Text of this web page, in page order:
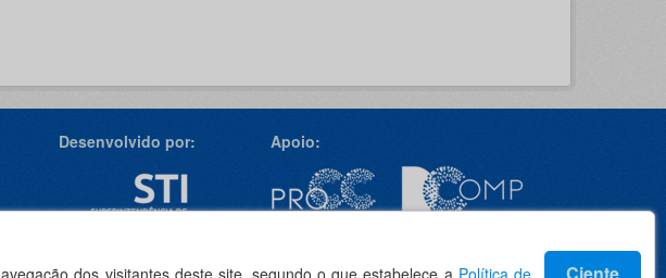
dos visitantes deste site, segundo o que estabelece a Política de
Desenvolvido por: Apoio:
Idioma